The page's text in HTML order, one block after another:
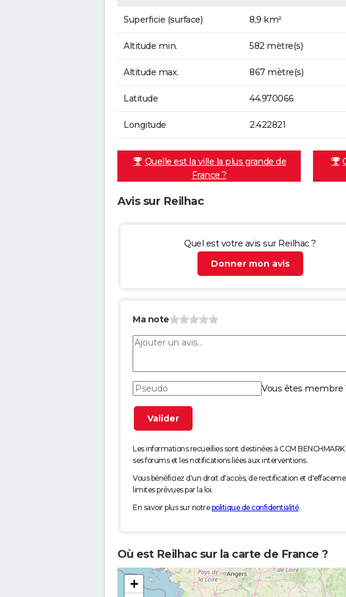
Superficie (surface) 8,9 km²
Altitude min. 582 mètre(s)
Altitude max. 867 mètre(s)
Latitude 44.970066
Longitude 2.422821
Quelle est la ville la plus grande de
France ?
Avis sur Reilhac
Quel est votre avis sur Reilhac ?
Donner mon avis
Ma note
Vous êtes membre
Les informations recueillies sont destinées à CCM
ses forums et les notifications liées aux interventions.
Vous bénéficiez d'un droit d'accès, de rectification et
limites prévues par la loi.
En savoir plus sur notrepolitique de confidentialité.
Où est Reilhac sur la carte de France ?
+